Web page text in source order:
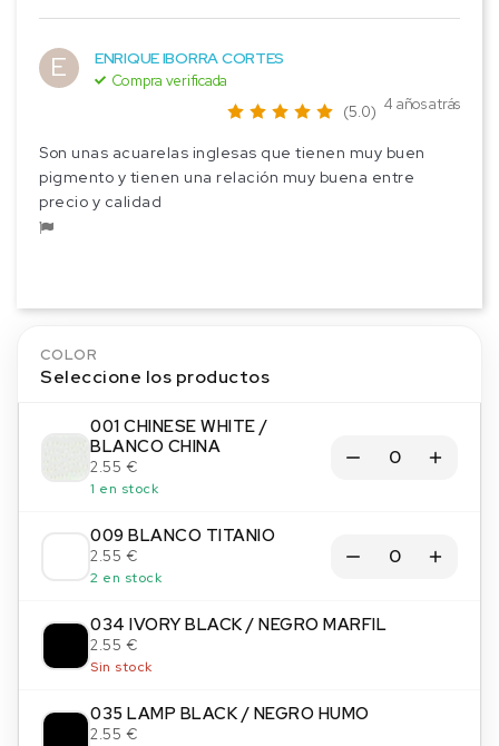
E ENRIQUE IBORRA CORTES
Compra verificada
(5.0) 4 años atrás
Son unas acuarelas inglesas que tienen muy buen
pigmento y tienen una relación muy buena entre
precio y calidad
COLOR
Seleccione los productos
001 CHINESE WHITE /
BLANCO CHINA
2.55 €
1 en stock
009 BLANCO TITANIO
2.55 €
2 en stock
034 IVORY BLACK / NEGRO MARFIL
2.55 €
Sin stock
035 LAMP BLACK / NEGRO HUMO
2.55 €